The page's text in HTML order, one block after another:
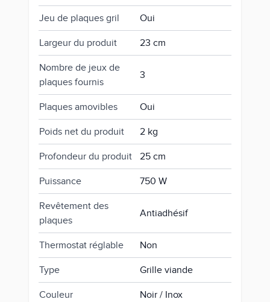
Jeu de plaques gril Oui
Largeur du produit 23 cm
Nombre de jeux de
plaques fournis
3
Plaques amovibles Oui
Poids net du produit 2 kg
Profondeur du produit 25 cm
Puissance 750 W
Revêtement des
plaques
Antiadhésif
Thermostat réglable Non
Type Grille viande
Couleur Noir / Inox